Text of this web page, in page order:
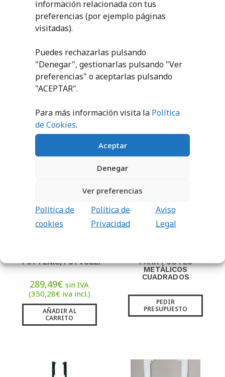
información relacionada con tus
preferencias (por ejemplo páginas
visitadas).
Puedes rechazarlas pulsando
"Denegar", gestionarlas pulsando "Ver
preferencias" o aceptarlas pulsando
"ACEPTAR".
Para más información visita la Política
de Cookies.
Aceptar
Denegar
Ver preferencias
Política de
cookies
Política de
Privacidad
Aviso
Legal
JUEGO POSTES
ALUMINIO
PEDIR
PRESUPUESTO
PRODUCTOS RELACIONADOS
FUTTENIS/FUTVOLEI
289,49€ sin IVA
(350,28€iva incl.)
AÑADIR AL
CARRITO
PARA POSTES
METÁLICOS
CUADRADOS
PEDIR
PRESUPUESTO